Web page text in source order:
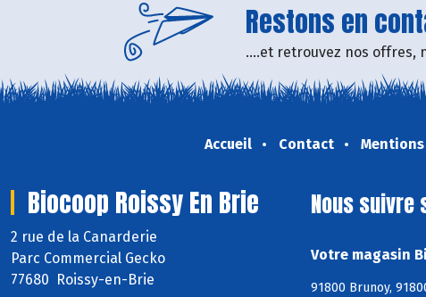
Restons en
....et retrouvez nos offres,
Accueil Contact
Biocoop Roissy En Brie
2 rue de la Canarderie
Parc Commercial Gecko
77680 Roissy-en-Brie
Nous suivre
Votre magasin
91800 Brunoy,